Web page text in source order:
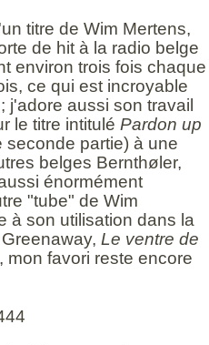
titre de Wim Mertens,
de hit à la radio belge
environ trois fois chaque
ce qui est incroyable
j'adore aussi son travail
le titre intitulé Pardon up
seconde partie) à une
belges Bernthøler,
énormément
"tube" de Wim
à son utilisation dans la
Le ventre de
mon favori reste encore